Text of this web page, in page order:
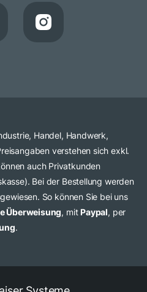
Handel, Handwerk,
verstehen sich exkl.
auch Privatkunden
Bei der Bestellung werden
So können Sie bei uns
Überweisung, mit Paypal, per
.